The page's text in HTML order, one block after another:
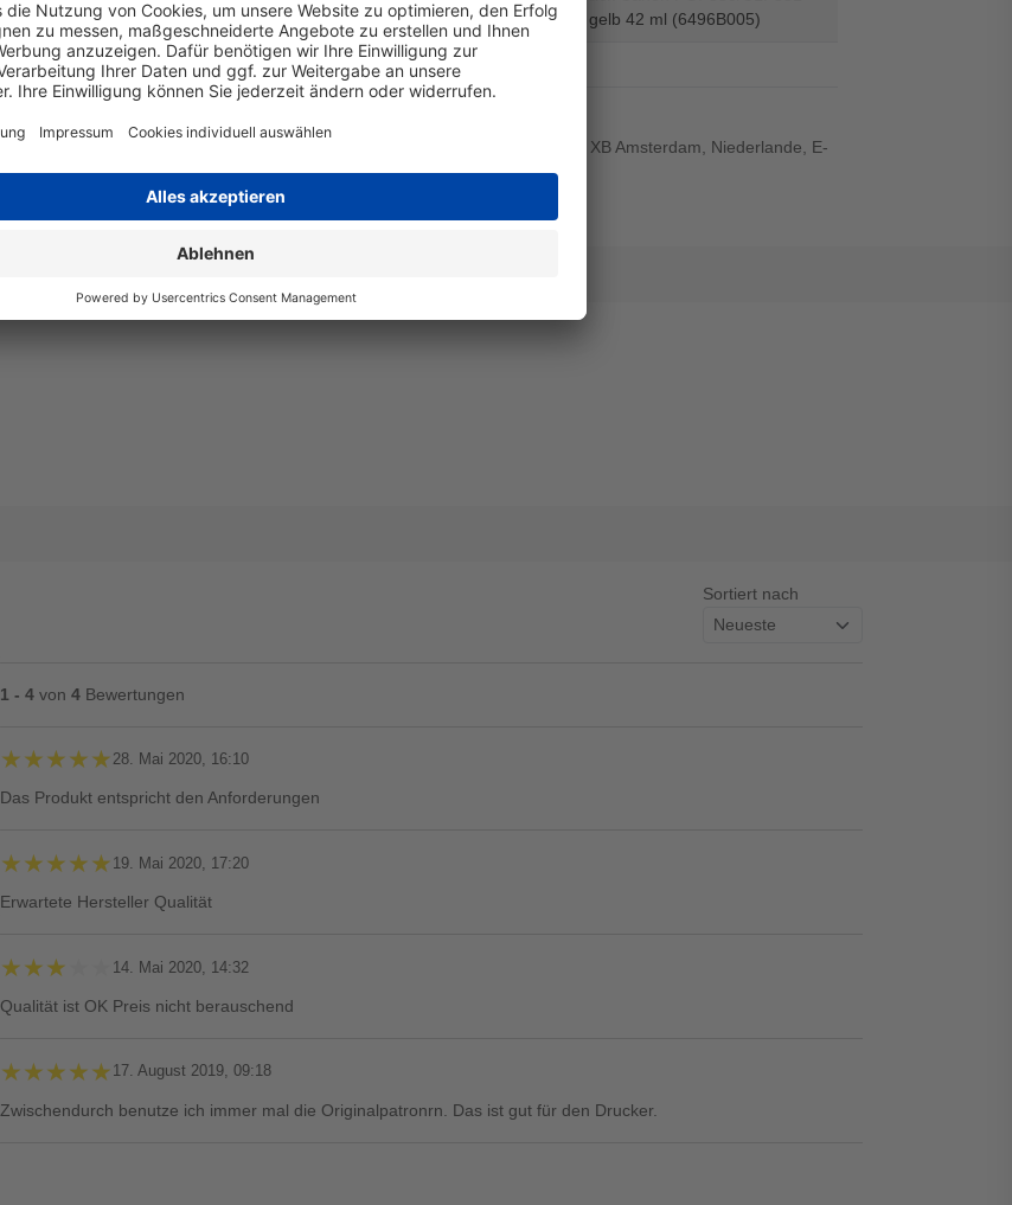
schwarz cyan magenta gelb 42 ml (6496B005)
Art OEM
Canon Europa N.V., Bovenkerkerweg 59, 1185 XB Amsterdam, Niederlande, E-
Mail: ceu-Reach@canon-europe.com
Sortiert nach
1 - 4 von 4 Bewertungen
★★★★★
★★★★★ 28. Mai 2020, 16:10
Das Produkt entspricht den Anforderungen
★★★★★
★★★★★ 19. Mai 2020, 17:20
Erwartete Hersteller Qualität
★★★★★
★★★★★ 14. Mai 2020, 14:32
Qualität ist OK Preis nicht berauschend
★★★★★
★★★★★ 17. August 2019, 09:18
Zwischendurch benutze ich immer mal die Originalpatronrn. Das ist gut für den Drucker.